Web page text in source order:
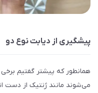
پیشگیری از دیابت نوع دو
همانطور که پیشتر گفتیم
می‌شوند مانند ژنتیک از دست